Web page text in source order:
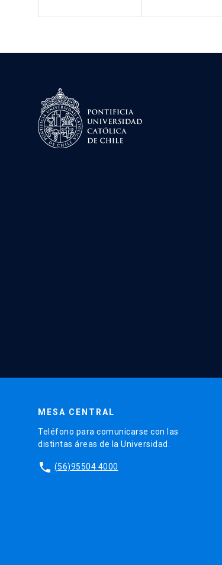
MESA CENTRAL
Teléfono para comunicarse con las
distintas áreas de la Universidad.
phone (56)95504 4000